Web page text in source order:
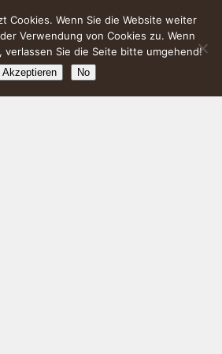
Cookies. Wenn Sie die Website weiter
Verwendung von Cookies zu. Wenn
verlassen Sie die Seite bitte umgehend!
Akzeptieren No